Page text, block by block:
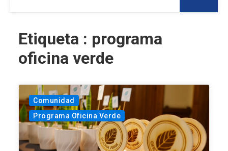
Etiqueta : programa
oficina verde
Comunidad
Programa Oficina Verde